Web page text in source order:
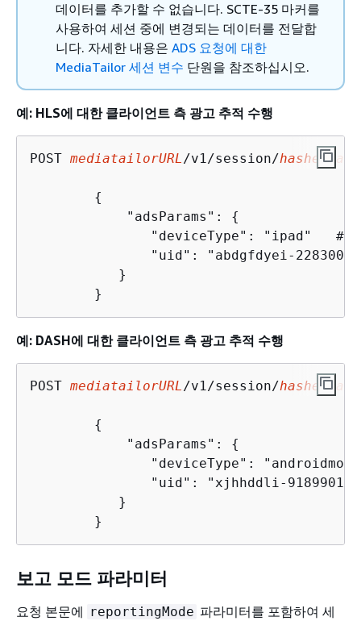
데이터를 추가할 수 없습니다. SCTE-35 마커를
사용하여 세션 중에 변경되는 데이터를 전달합
니다. 자세한 내용은 ADS 요청에 대한
MediaTailor 세션 변수 단원을 참조하십시오.
예: HLS에 대한 클라이언트 측 광고 추적 수행
POST mediatailorURL/v1/session/hashed-
{
            "adsParams":
{
"deviceType": "ipad"   #
"uid":
           }
        }
예: DASH에 대한 클라이언트 측 광고 추적 수행
POST mediatailorURL/v1/session/hashed-
{
            "adsParams":
{
"deviceType":
"uid": "xjhhddli-
           }
        }
보고 모드 파라미터
요청 본문에 reportingMode 파라미터를 포함하여 세